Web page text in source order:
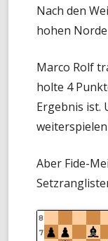
Nach den
hohen
Marco Rolf
holte 4
Ergebnis ist.
Aber Fide-